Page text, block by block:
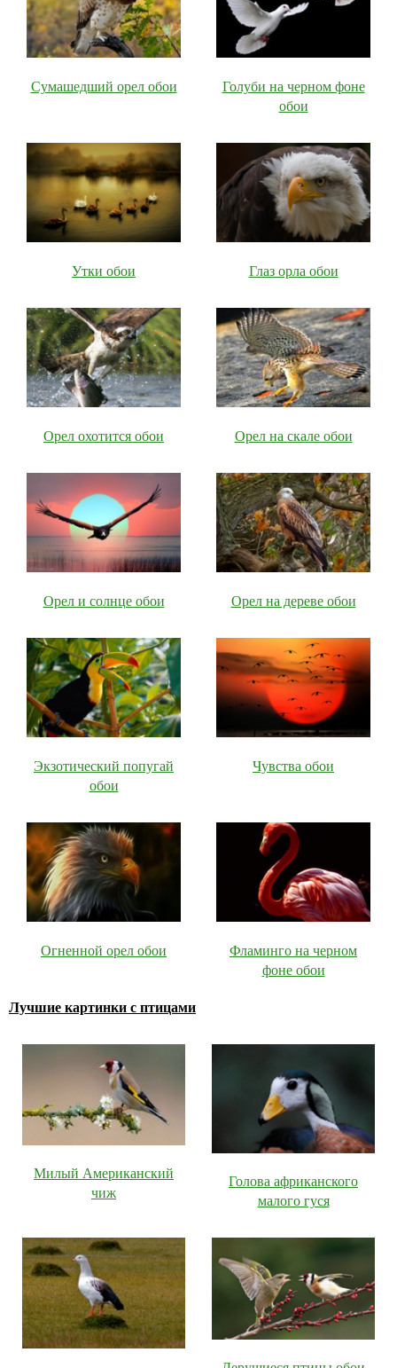
Сумашедший орел обои
Голуби на черном фоне
обои
Утки обои Глаз орла обои
Орел охотится обои Орел на скале обои
Орел и солнце обои Орел на дереве обои
Экзотический попугай
обои
Чувства обои
Огненной орел обои
Фламинго на черном
фоне обои
Лучшие картинки с птицами
Милый Американский
чиж
Голова африканского
малого гуся